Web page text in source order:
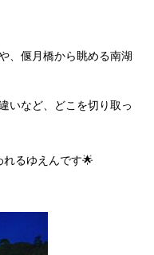
、偃月橋から眺める南湖
いなど、どこを切り取っ
れるゆえんです🌟